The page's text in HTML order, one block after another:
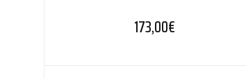
173,00€